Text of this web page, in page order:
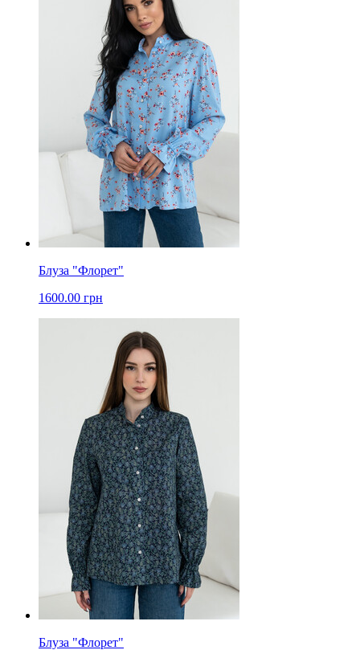
Блуза "Флорет"
1600.00 грн
Блуза "Флорет"